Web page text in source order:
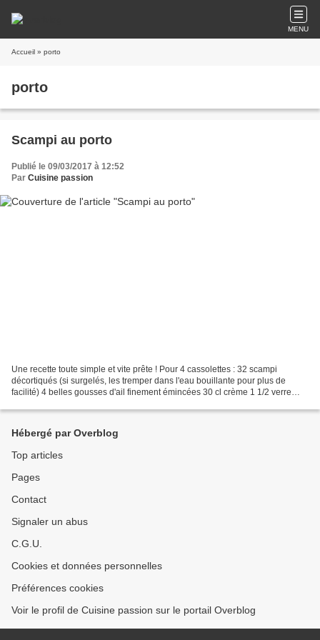
MENU
Accueil » porto
porto
Scampi au porto
Publié le 09/03/2017 à 12:52
Par Cuisine passion
Une recette toute simple et vite prête ! Pour 4 cassolettes : 32 scampi
décortiqués (si surgelés, les tremper dans l'eau bouillante pour plus de
facilité) 4 belles gousses d'ail finement émincées 30 cl crème 1 1/2 verre
Hébergé par Overblog
Top articles
Pages
Contact
Signaler un abus
C.G.U.
Cookies et données personnelles
Préférences cookies
Voir le profil de Cuisine passion sur le portail Overblog